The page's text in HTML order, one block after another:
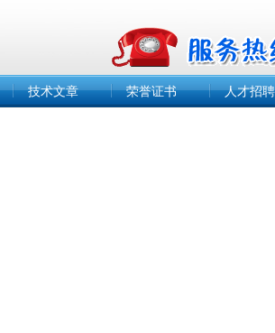
技术文章 荣誉证书 人才招聘